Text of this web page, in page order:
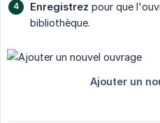
Enregistrez pour que
bibliothèque.